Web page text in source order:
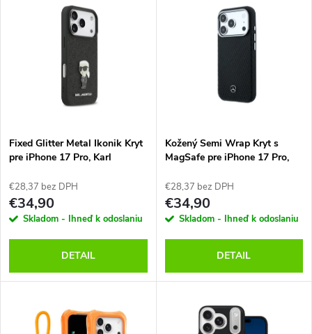
e
p
r
d
s
p
r
o
d
Fixed Glitter Metal Ikonik Kryt
pre iPhone 17 Pro, Karl
€28,37 bez DPH
€34,90
Skladom - Ihneď k odoslaniu
DETAIL
Kožený Semi Wrap Kryt s
MagSafe pre iPhone 17 Pro,
€28,37 bez DPH
€34,90
Skladom - Ihneď k odoslaniu
DETAIL